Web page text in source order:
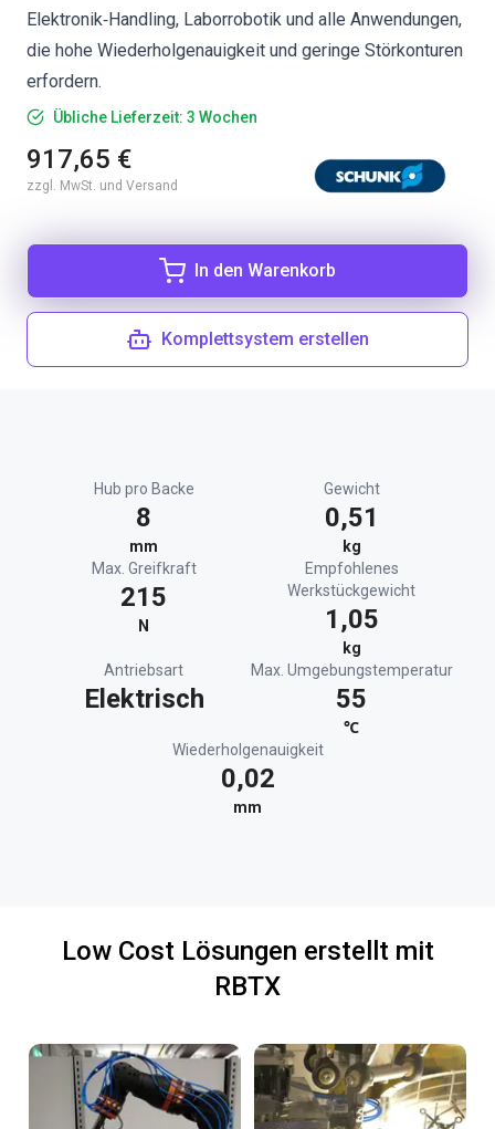
Elektronik‑Handling, Laborrobotik und alle Anwendungen,
die hohe Wiederholgenauigkeit und geringe Störkonturen
erfordern.
Übliche Lieferzeit: 3 Wochen
917,65 €
zzgl. MwSt. und Versand
In den Warenkorb
Komplettsystem erstellen
Hub pro Backe
8
mm
Gewicht
0,51
kg
Max. Greifkraft
215
N
Empfohlenes
Werkstückgewicht
1,05
kg
Antriebsart
Elektrisch
Max. Umgebungstemperatur
55
℃
Wiederholgenauigkeit
0,02
mm
Low Cost Lösungen erstellt mit
RBTX